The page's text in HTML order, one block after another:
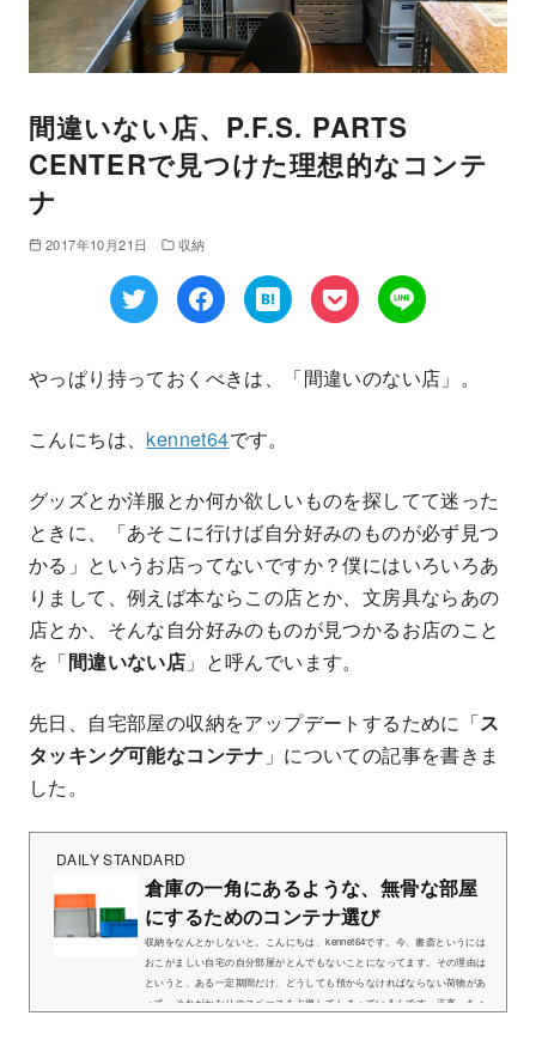
間違いない店、P.F.S. PARTS
CENTERで見つけた理想的なコンテ
ナ
2017年10月21日 収納
やっぱり持っておくべきは、「間違いのない店」。
こんにちは、 kennet64です。
グッズとか洋服とか何か欲しいものを探してて迷った
ときに、「あそこに行けば自分好みのものが必ず見つ
かる」というお店ってないですか？僕にはいろいろあ
りまして、例えば本ならこの店とか、文房具ならあの
店とか、そんな自分好みのものが見つかるお店のこと
を「間違いない店 」と呼んでいます。
先日、自宅部屋の収納をアップデートするために「ス
タッキング可能なコンテナ 」についての記事を書きま
した。
DAILY STANDARD
倉庫の一角にあるような、無骨な部屋
にするためのコンテナ選び
収納をなんとかしないと。こんにちは、kennet64です。今、書斎というには
おこがましい自宅の自分部屋がとんでもないことになってます。その理由は
というと、ある一定期間だけ、どうしても預からなければならない荷物があ
って、それがかなりのスペースを占拠してしまっているんです。正直、ちょ